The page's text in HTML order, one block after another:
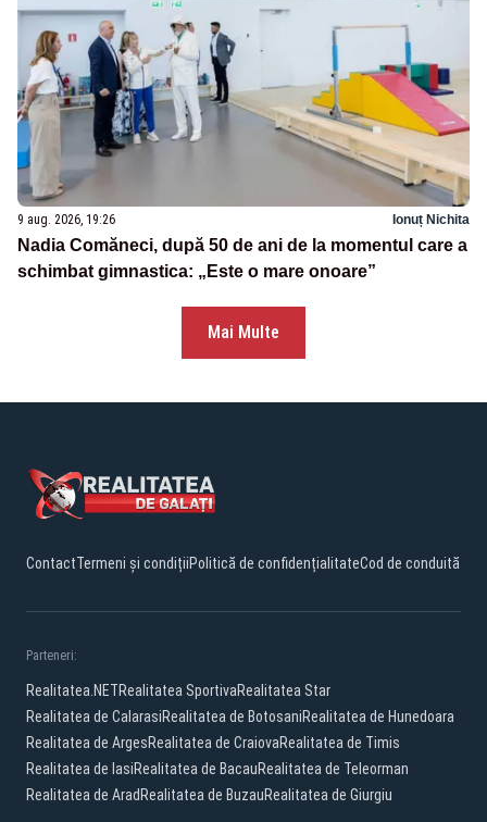
9 aug. 2026, 19:26 Ionuț Nichita
Nadia Comăneci, după 50 de ani de la momentul care a
schimbat gimnastica: „Este o mare onoare”
Mai Multe
ContactTermeni și condițiiPolitică de confidențialitateCod de conduită
Parteneri:
Realitatea.NETRealitatea SportivaRealitatea Star
Realitatea de CalarasiRealitatea de BotosaniRealitatea de Hunedoara
Realitatea de ArgesRealitatea de CraiovaRealitatea de Timis
Realitatea de IasiRealitatea de BacauRealitatea de Teleorman
Realitatea de Arad Realitatea de BuzauRealitatea de Giurgiu